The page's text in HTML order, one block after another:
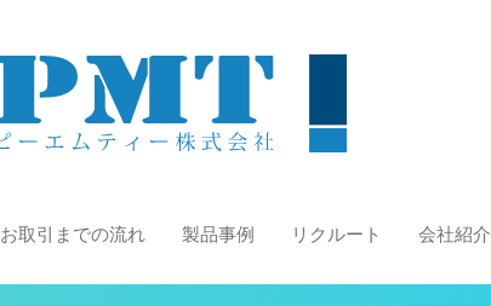
お取引までの流れ 製品事例 リクルート 会社紹介